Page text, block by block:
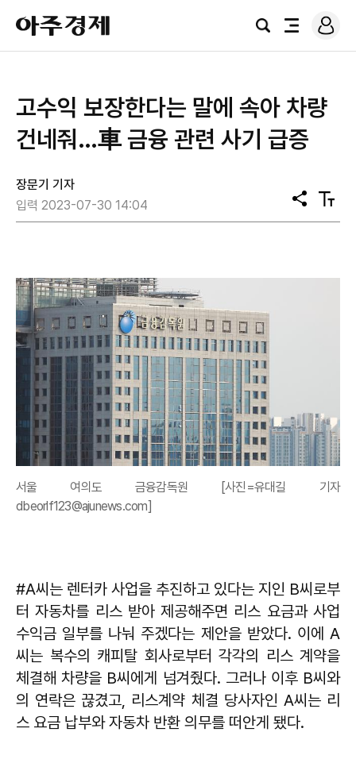
아
주
경
검
전
로
그
​고수익 보장한다는 말에 속아 차량
건네줘…車 금융 관련 사기 급증
장문기 기자
입력 2023-07-30 14:04
공
유
텍
스
서울 여의도 금융감독원 [사진=유대길 기자
dbeorlf123@ajunews.com]
#A씨는 렌터카 사업을 추진하고 있다는 지인 B씨로부
터 자동차를 리스 받아 제공해주면 리스 요금과 사업
수익금 일부를 나눠 주겠다는 제안을 받았다. 이에 A
씨는 복수의 캐피탈 회사로부터 각각의 리스 계약을
체결해 차량을 B씨에게 넘겨줬다. 그러나 이후 B씨와
의 연락은 끊겼고, 리스계약 체결 당사자인 A씨는 리
스 요금 납부와 자동차 반환 의무를 떠안게 됐다.